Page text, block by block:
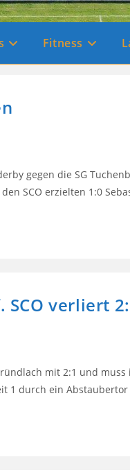
Fitness
gegen die SG
SCO erzielten 1:0
verliert
mit 2:1 und
1 durch ein